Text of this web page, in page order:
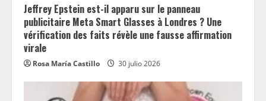
Jeffrey Epstein est-il apparu sur le panneau
publicitaire Meta Smart Glasses à Londres ? Une
vérification des faits révèle une fausse affirmation
virale
Rosa María Castillo 30 julio 2026